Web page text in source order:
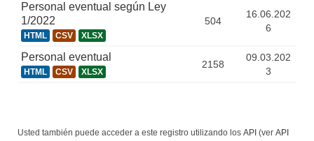
Personal eventual según Ley
1/2022
HTML CSV XLSX
504
16.06.202
6
Personal eventual
HTML CSV XLSX
2158
09.03.202
3
Usted también puede acceder a este registro utilizando los API (ver API